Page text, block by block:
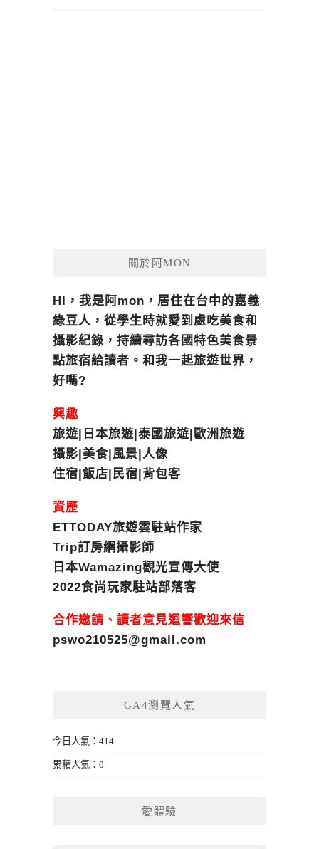
關於阿MON
HI，我是阿mon，居住在台中的嘉義
綠豆人，從學生時就愛到處吃美食和
攝影紀錄，持續尋訪各國特色美食景
點旅宿給讀者。和我一起旅遊世界，
好嗎?
興趣
旅遊|日本旅遊|泰國旅遊|歐洲旅遊
攝影|美食|風景|人像
住宿|飯店|民宿|背包客
資歷
ETTODAY旅遊雲駐站作家
Trip訂房網攝影師
日本Wamazing觀光宣傳大使
2022食尚玩家駐站部落客
合作邀請、讀者意見迴響歡迎來信
pswo210525@gmail.com
GA4瀏覽人氣
今日人氣：414
累積人氣：0
愛體驗